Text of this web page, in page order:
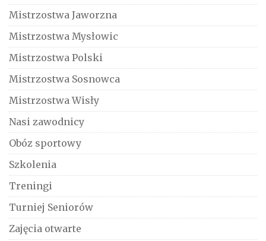
Mistrzostwa Jaworzna
Mistrzostwa Mysłowic
Mistrzostwa Polski
Mistrzostwa Sosnowca
Mistrzostwa Wisły
Nasi zawodnicy
Obóz sportowy
Szkolenia
Treningi
Turniej Seniorów
Zajęcia otwarte